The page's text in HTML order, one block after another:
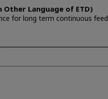
Language of ETD)
for long term continuous feed